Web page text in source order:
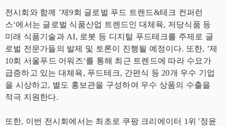
전시회와 함께 ’제9회 글로벌 푸드 트렌드&테크 컨퍼런
스‘에서는 글로벌 식품산업 트렌드인 대체육, 저당식품 등
미래 식품기술과 AI, 로봇 등 디지털 푸드테크를 주제로 글
로벌 전문가들의 발제 및 토론이 진행될 예정이다. 또한, ’제
10회 서울푸드 어워즈‘를 통해 최근 트렌드에 따라 수요가
급증하고 있는 대체육, 푸드테크, 간편식 등 20개 우수 기업
을 시상하고, 별도 홍보관을 구성하여 우수 상품의 수출을
적극 지원한다.
또한, 이번 전시회에서는 최초로 쿠팡 크리에이터 1위 '정윤